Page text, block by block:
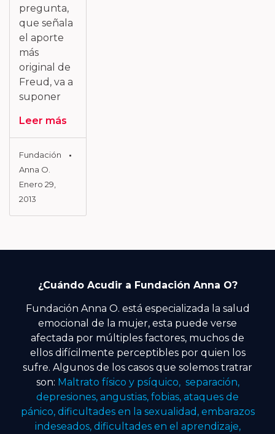
pregunta,
que señala
el aporte
más
original de
Freud, va a
suponer
Leer más
Fundación
Anna O.
Enero 29,
2013
¿Cuándo Acudir a Fundación Anna O?
Fundación Anna O. está especializada la salud
emocional de la mujer, esta puede verse
afectada por múltiples factores, muchos de
ellos difícilmente perceptibles por quien los
sufre. Algunos de los casos que solemos tratrar
son: Maltrato físico y psíquico, separación,
depresiones, angustias, fobias, ataques de
pánico, dificultades en la sexualidad, embarazos
indeseados, dificultades en el aprendizaje,